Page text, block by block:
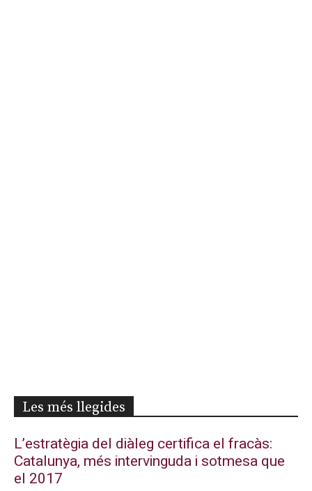
Les més llegides
L’estratègia del diàleg certifica el fracàs:
Catalunya, més intervinguda i sotmesa que
el 2017